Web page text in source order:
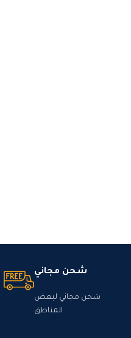
شحن مجاني
شحن مجاني لبعض
المناطق